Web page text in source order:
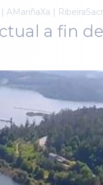
AMariñaXa |
a fin